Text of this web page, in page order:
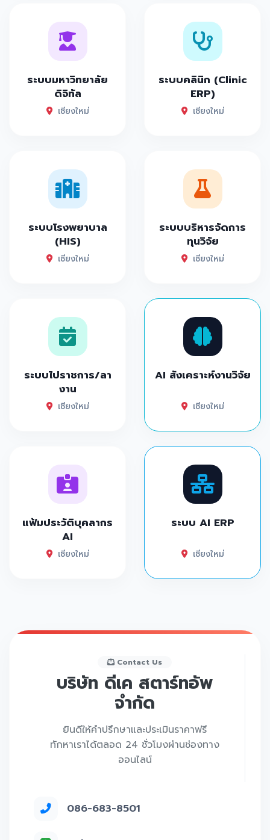
ระบบมหาวิทยาลัย
ดิจิทัล
เชียงใหม่
ระบบคลินิก (Clinic
ERP)
เชียงใหม่
ระบบโรงพยาบาล
(HIS)
เชียงใหม่
ระบบบริหารจัดการ
ทุนวิจัย
เชียงใหม่
ระบบไปราชการ/ลา
งาน
เชียงใหม่
AI สังเคราะห์งานวิจัย
เชียงใหม่
แฟ้มประวัติบุคลากร
AI
เชียงใหม่
ระบบ AI ERP
เชียงใหม่
Contact Us
บริษัท ดีเค สตาร์ทอัพ
จำกัด
ยินดีให้คำปรึกษาและประเมินราคาฟรี
ทักหาเราได้ตลอด 24 ชั่วโมงผ่านช่องทาง
ออนไลน์
086-683-8501